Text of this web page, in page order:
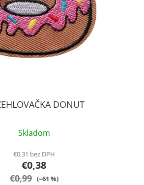
DONUT
Skladom
€0,31 bez DPH
€0,38
€0,99 (–61 %)